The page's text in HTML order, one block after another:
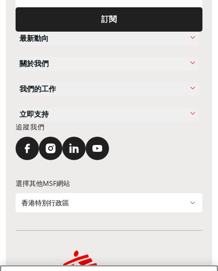
訂閱
最新動向
關於我們
我們的工作
立即支持
追蹤我們
選擇其他MSF網站
香港特別行政區